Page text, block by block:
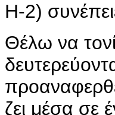
Η-2)
Θέλω να
ζει μέσα σε